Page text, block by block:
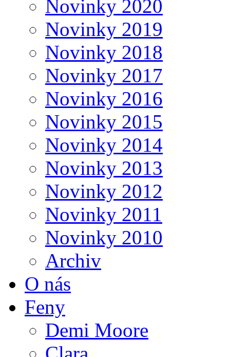
Novinky 2020
Novinky 2019
Novinky 2018
Novinky 2017
Novinky 2016
Novinky 2015
Novinky 2014
Novinky 2013
Novinky 2012
Novinky 2011
Novinky 2010
Archiv
O nás
Feny
Demi Moore